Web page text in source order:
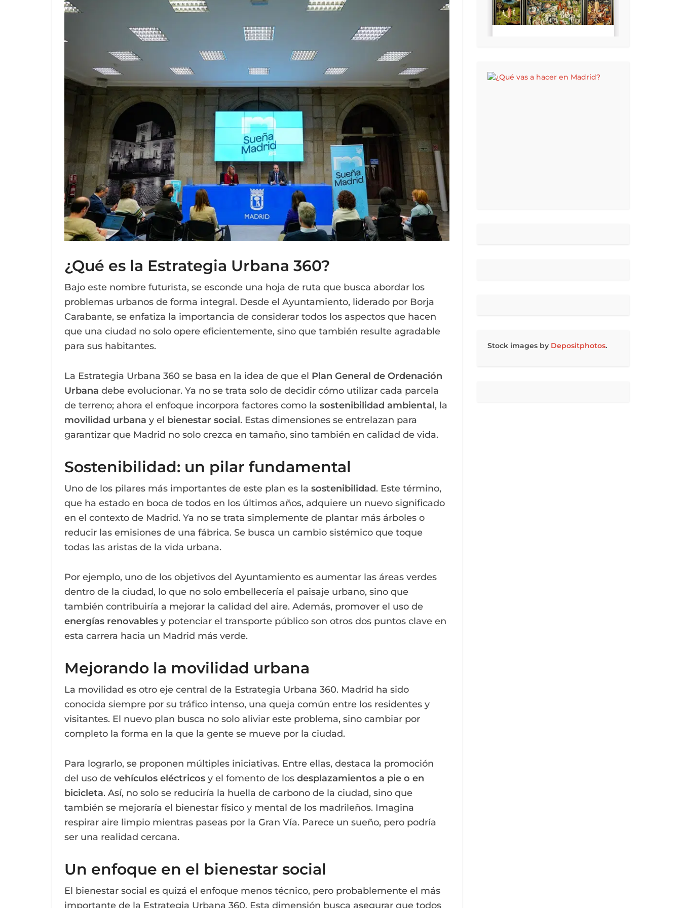
¿Qué es la Estrategia Urbana 360?
Bajo este nombre futurista, se esconde una hoja de ruta que busca abordar los
problemas urbanos de forma integral. Desde el Ayuntamiento, liderado por Borja
Carabante, se enfatiza la importancia de considerar todos los aspectos que hacen
que una ciudad no solo opere eficientemente, sino que también resulte agradable
para sus habitantes.
La Estrategia Urbana 360 se basa en la idea de que el Plan General de Ordenación
Urbana debe evolucionar. Ya no se trata solo de decidir cómo utilizar cada parcela
de terreno; ahora el enfoque incorpora factores como la sostenibilidad ambiental, la
movilidad urbana y el bienestar social. Estas dimensiones se entrelazan para
garantizar que Madrid no solo crezca en tamaño, sino también en calidad de vida.
Sostenibilidad: un pilar fundamental
Uno de los pilares más importantes de este plan es la sostenibilidad. Este término,
que ha estado en boca de todos en los últimos años, adquiere un nuevo significado
en el contexto de Madrid. Ya no se trata simplemente de plantar más árboles o
reducir las emisiones de una fábrica. Se busca un cambio sistémico que toque
todas las aristas de la vida urbana.
Por ejemplo, uno de los objetivos del Ayuntamiento es aumentar las áreas verdes
dentro de la ciudad, lo que no solo embellecería el paisaje urbano, sino que
también contribuiría a mejorar la calidad del aire. Además, promover el uso de
energías renovables y potenciar el transporte público son otros dos puntos clave en
esta carrera hacia un Madrid más verde.
Mejorando la movilidad urbana
La movilidad es otro eje central de la Estrategia Urbana 360. Madrid ha sido
conocida siempre por su tráfico intenso, una queja común entre los residentes y
visitantes. El nuevo plan busca no solo aliviar este problema, sino cambiar por
completo la forma en la que la gente se mueve por la ciudad.
Para lograrlo, se proponen múltiples iniciativas. Entre ellas, destaca la promoción
del uso de vehículos eléctricos y el fomento de los desplazamientos a pie o en
bicicleta. Así, no solo se reduciría la huella de carbono de la ciudad, sino que
también se mejoraría el bienestar físico y mental de los madrileños. Imagina
respirar aire limpio mientras paseas por la Gran Vía. Parece un sueño, pero podría
ser una realidad cercana.
Un enfoque en el bienestar social
El bienestar social es quizá el enfoque menos técnico, pero probablemente el más
importante de la Estrategia Urbana 360. Esta dimensión busca asegurar que todos
Stock images by Depositphotos.